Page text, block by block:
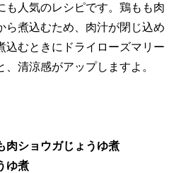
も人気のレシピです。鶏もも肉
ら煮込むため、肉汁が閉じ込め
込むときにドライローズマリー
清涼感がアップしますよ。
肉ショウガじょうゆ煮
ゆ煮